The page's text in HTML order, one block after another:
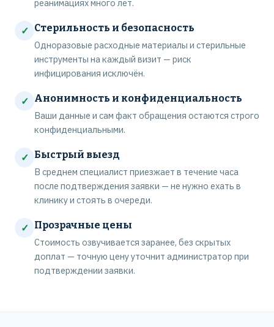
реанимациях много лет.
✓ Стерильность и безопасность
Одноразовые расходные материалы и стерильные
инструменты на каждый визит — риск
инфицирования исключён.
✓ Анонимность и конфиденциальность
Ваши данные и сам факт обращения остаются строго
конфиденциальными.
✓ Быстрый выезд
В среднем специалист приезжает в течение часа
после подтверждения заявки — не нужно ехать в
клинику и стоять в очереди.
✓ Прозрачные цены
Стоимость озвучивается заранее, без скрытых
доплат — точную цену уточнит администратор при
подтверждении заявки.